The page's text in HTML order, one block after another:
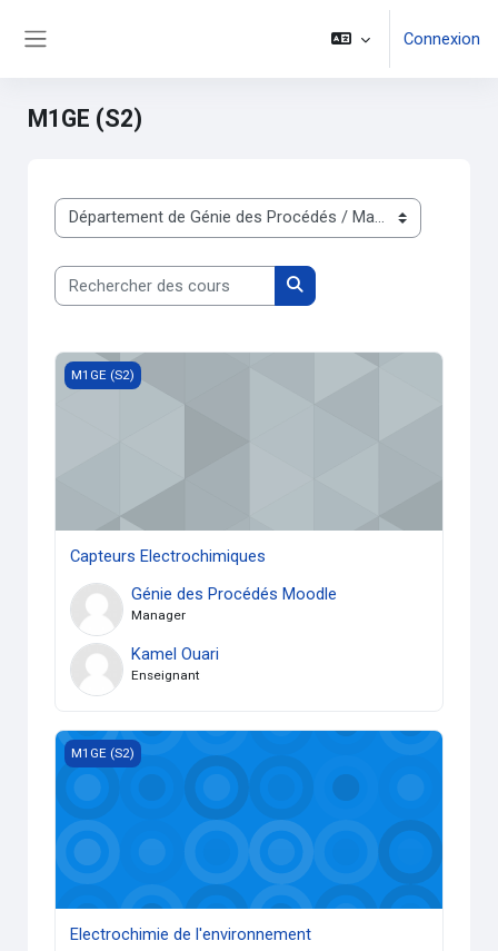
Connexion
M1GE (S2)
Catégories de cours
Rechercher des cours
Rechercher des cours
Capteurs Electrochimiques
M1GE (S2)
Capteurs Electrochimiques
Génie des Procédés Moodle
Manager
Kamel Ouari
Enseignant
Electrochimie de l'environnement
M1GE (S2)
Electrochimie de l'environnement